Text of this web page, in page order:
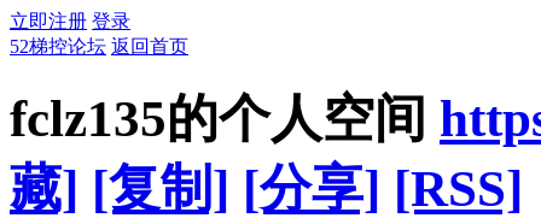
立即注册 登录
52梯控论坛 返回首页
fclz135的个人空间
藏] [复制] [分享] [RSS]